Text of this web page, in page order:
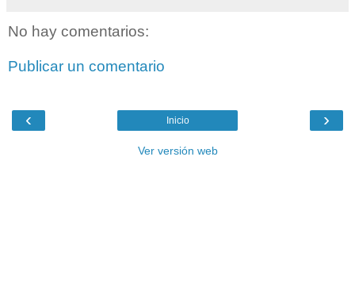
No hay comentarios:
Publicar un comentario
‹ ›
Inicio
Ver versión web